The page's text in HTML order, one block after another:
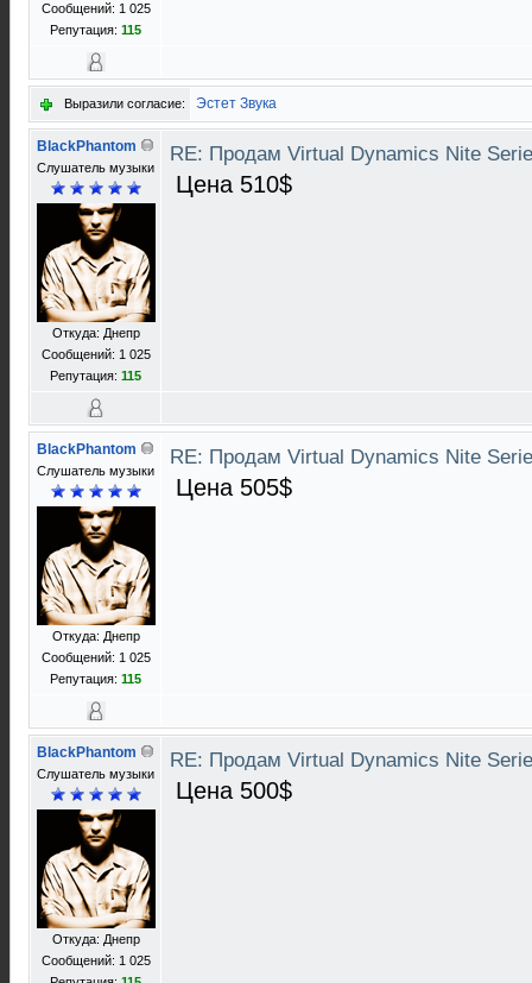
Сообщений: 1 025
Репутация: 115
Выразили согласие: Эстет Звука
BlackPhantom
Слушатель музыки
Откуда: Днепр
Сообщений: 1 025
Репутация: 115
RE: Продам Virtual Dynamics Nite
Цена 510$
BlackPhantom
Слушатель музыки
Откуда: Днепр
Сообщений: 1 025
Репутация: 115
RE: Продам Virtual Dynamics Nite
Цена 505$
BlackPhantom
Слушатель музыки
Откуда: Днепр
Сообщений: 1 025
RE: Продам Virtual Dynamics Nite
Цена 500$